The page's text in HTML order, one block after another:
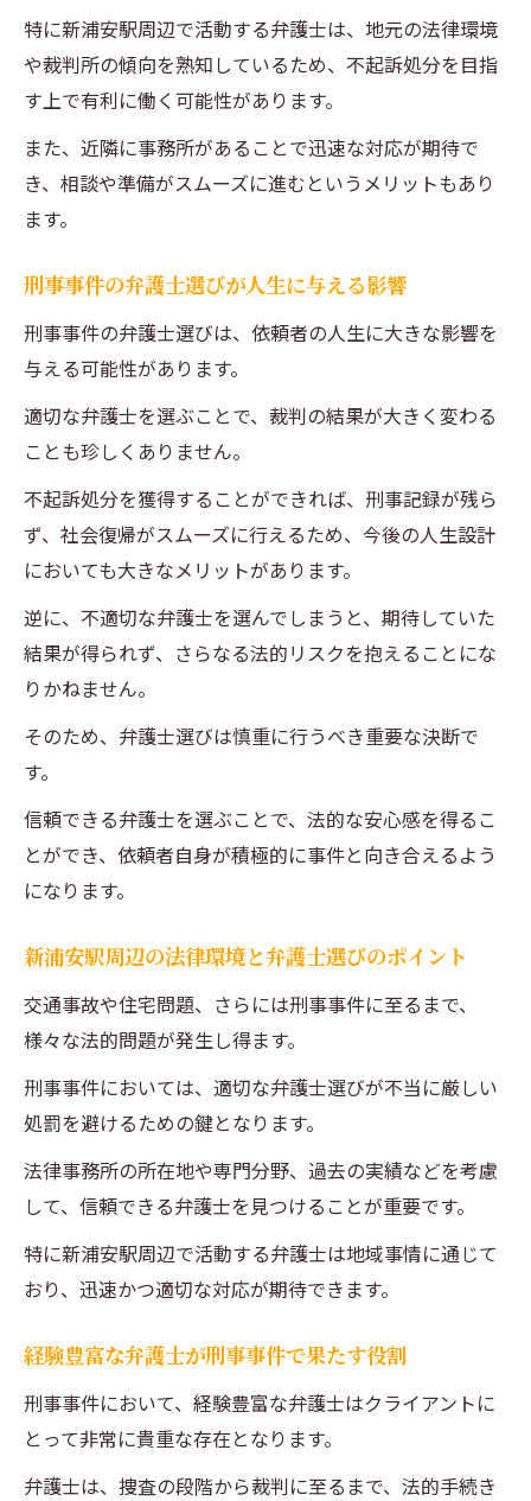
刑事事件の不起訴を目指す際の弁護士信頼
度の重要性
新浦安駅周辺での刑事事件弁護士選びで成功を
引き寄せる方法
成功を引き寄せるための弁護士選定基準
し穴
成功を導く弁護士選びのステップ
新浦安駅周辺でのフィードバックを活用し
た弁護士選び
刑事事件における成功を目指す弁護士との
コミュニケーション法
刑事事件に直面した時新浦安駅での弁護士選び
の注意点
刑事事件における最初の弁護士選びの重要
新浦安駅周辺での弁護士選びでの注意事項
理
のポイント
刑事事件で初めて弁護士を選ぶ際のガイド
の間違い
するステップ
のステップ
新浦安駅での刑事事件弁護士選びで安心感
を得る方法
不安を最小限にするための弁護士選びのテ
クニック
刑事事件での弁護士選びにおける信頼構築
新浦安駅での弁護士選びの成功への道筋
安心できる弁護士選びのためのチェックリ
スト
刑事事件で不起訴を目指すための新浦安駅での
特に新浦安駅周辺で活動する弁護士は、地元の法律環境
や裁判所の傾向を熟知しているため、不起訴処分を目指
す上で有利に働く可能性があります。
また、近隣に事務所があることで迅速な対応が期待で
き、相談や準備がスムーズに進むというメリットもあり
ます。
刑事事件の弁護士選びが人生に与える影響
刑事事件の弁護士選びは、依頼者の人生に大きな影響を
与える可能性があります。
適切な弁護士を選ぶことで、裁判の結果が大きく変わる
ことも珍しくありません。
不起訴処分を獲得することができれば、刑事記録が残ら
ず、社会復帰がスムーズに行えるため、今後の人生設計
においても大きなメリットがあります。
逆に、不適切な弁護士を選んでしまうと、期待していた
結果が得られず、さらなる法的リスクを抱えることにな
りかねません。
そのため、弁護士選びは慎重に行うべき重要な決断で
す。
信頼できる弁護士を選ぶことで、法的な安心感を得るこ
とができ、依頼者自身が積極的に事件と向き合えるよう
になります。
新浦安駅周辺の法律環境と弁護士選びのポイント
交通事故や住宅問題、さらには刑事事件に至るまで、
様々な法的問題が発生し得ます。
刑事事件においては、適切な弁護士選びが不当に厳しい
処罰を避けるための鍵となります。
法律事務所の所在地や専門分野、過去の実績などを考慮
して、信頼できる弁護士を見つけることが重要です。
特に新浦安駅周辺で活動する弁護士は地域事情に通じて
おり、迅速かつ適切な対応が期待できます。
経験豊富な弁護士が刑事事件で果たす役割
刑事事件において、経験豊富な弁護士はクライアントに
とって非常に貴重な存在となります。
弁護士は、捜査の段階から裁判に至るまで、法的手続き